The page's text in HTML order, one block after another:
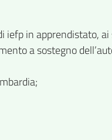
iefp in apprendistato, ai
a sostegno